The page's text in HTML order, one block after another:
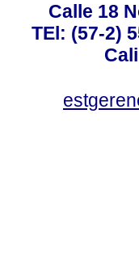
Calle 18
TEl: (57-2)